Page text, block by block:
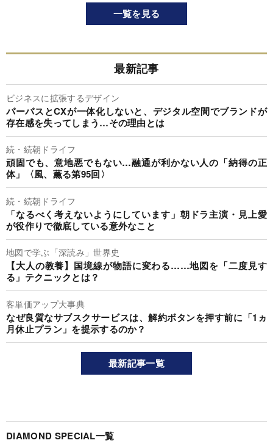
一覧を見る
最新記事
ビジネスに拡張するデザイン
パーパスとCXが一体化しないと、デジタル空間でブランドが
存在感を失ってしまう…その理由とは
続・続朝ドライフ
頑固でも、意地悪でもない…融通が利かない人の「納得の正
体」〈風、薫る第95回〉
続・続朝ドライフ
「なるべく考えないようにしています」朝ドラ主演・見上愛
が役作りで徹底している意外なこと
地図で学ぶ「深読み」世界史
【大人の教養】国境線が物語に変わる……地図を「二度見す
る」テクニックとは？
客単価アップ大事典
なぜ良質なサブスクサービスは、解約ボタンを押す前に「1ヵ
月休止プラン」を提示するのか？
最新記事一覧
DIAMOND SPECIAL一覧